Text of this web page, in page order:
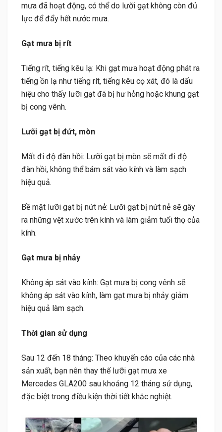
mưa đã hoạt động, có thể do lưỡi gạt không còn đủ
lực để đẩy hết nước mưa.
Gạt mưa bị rít
Tiếng rít, tiếng kêu lạ: Khi gạt mưa hoạt động phát ra
tiếng ồn lạ như tiếng rít, tiếng kêu cọ xát, đó là dấu
hiệu cho thấy lưỡi gạt đã bị hư hỏng hoặc khung gạt
bị cong vênh.
Lưỡi gạt bị đứt, mòn
Mất đi độ đàn hồi: Lưỡi gạt bị mòn sẽ mất đi độ
đàn hồi, không thể bám sát vào kính và làm sạch
hiệu quả.
Bề mặt lưỡi gạt bị nứt nẻ: Lưỡi gạt bị nứt nẻ sẽ gây
ra những vệt xước trên kính và làm giảm tuổi thọ của
kính.
Gạt mưa bị nhảy
Không áp sát vào kính: Gạt mưa bị cong vênh sẽ
không áp sát vào kính, làm gạt mưa bị nhảy giảm
hiệu quả làm sạch.
Thời gian sử dụng
Sau 12 đến 18 tháng: Theo khuyến cáo của các nhà
sản xuất, bạn nên thay thế lưỡi gạt mưa xe
Mercedes GLA200 sau khoảng 12 tháng sử dụng,
đặc biệt trong điều kiện thời tiết khắc nghiệt.